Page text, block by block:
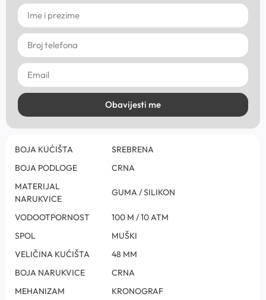
Obavijesti me
BOJA KUĆIŠTA
SREBRENA
BOJA PODLOGE
CRNA
MATERIJAL
NARUKVICE
GUMA / SILIKON
VODOOTPORNOST
100 M / 10 ATM
SPOL
MUŠKI
VELIČINA KUĆIŠTA
48 MM
BOJA NARUKVICE
CRNA
MEHANIZAM
KRONOGRAF